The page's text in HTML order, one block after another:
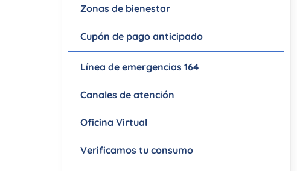
Zonas de bienestar
Cupón de pago anticipado
Línea de emergencias 164
Canales de atención
Oficina Virtual
Verificamos tu consumo